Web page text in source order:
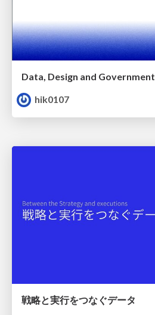
Data, Design and Government
hik0107
戦略と実行をつなぐデータ